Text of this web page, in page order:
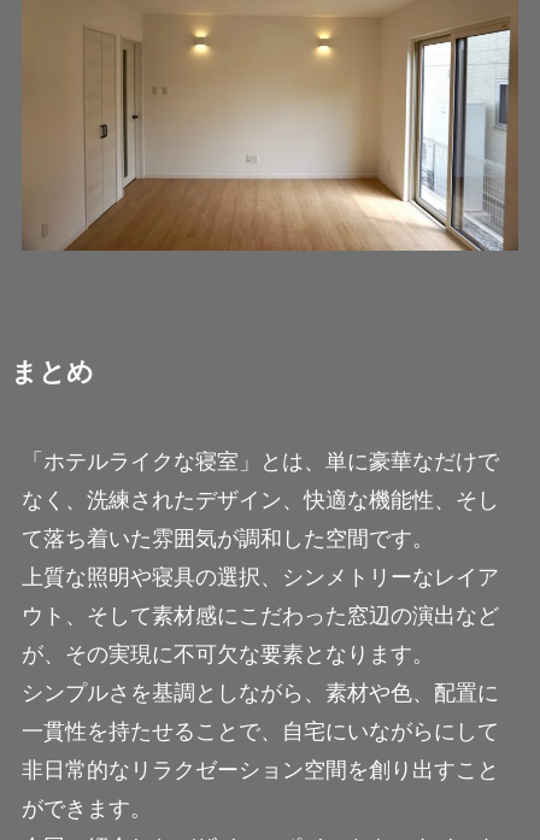
まとめ
「ホテルライクな寝室」とは、単に豪華なだけで
なく、洗練されたデザイン、快適な機能性、そし
て落ち着いた雰囲気が調和した空間です。
上質な照明や寝具の選択、シンメトリーなレイア
ウト、そして素材感にこだわった窓辺の演出など
が、その実現に不可欠な要素となります。
シンプルさを基調としながら、素材や色、配置に
一貫性を持たせることで、自宅にいながらにして
非日常的なリラクゼーション空間を創り出すこと
ができます。